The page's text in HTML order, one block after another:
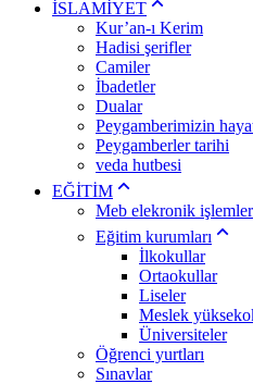
İSLAMİYET
Kur’an-ı Kerim
Hadisi şerifler
Camiler
İbadetler
Dualar
Peygamberimizin
Peygamberler tarihi
veda hutbesi
EĞİTİM
Meb elekronik işlemler
Eğitim kurumları
İlkokullar
Ortaokullar
Liseler
Meslek
Üniversiteler
Öğrenci yurtları
Sınavlar